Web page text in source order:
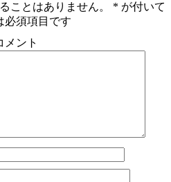
ことはありません。 * が付いて
必須項目です
メント